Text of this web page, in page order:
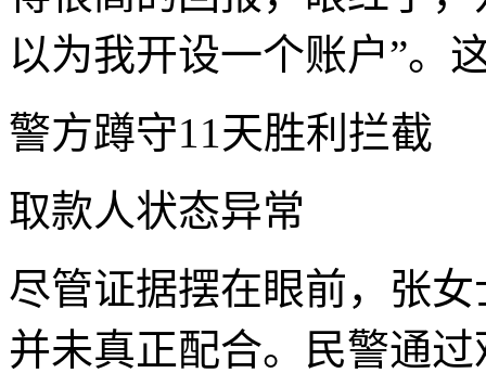
以为我开设一个账户”。
警方蹲守11天胜利拦截
取款人状态异常
尽管证据摆在眼前，张
并未真正配合。民警通